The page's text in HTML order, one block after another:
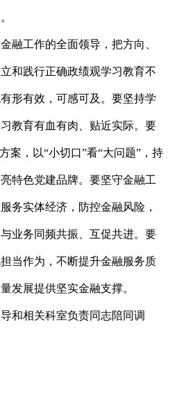
融工作的全面领导， 把方向、
和践行正确政绩观学习教育不
形有效，可感可及。要坚持学
教育有血有肉、贴近实际。要
案，以“小切口”看“大问题”，持
特色党建品牌。要坚守金融工
务实体经济，防控金融风险，
业务同频共振、互促共进。要
当作为，不断提升金融服务质
发展提供坚实金融支撑。
和相关科室负责同志陪同调